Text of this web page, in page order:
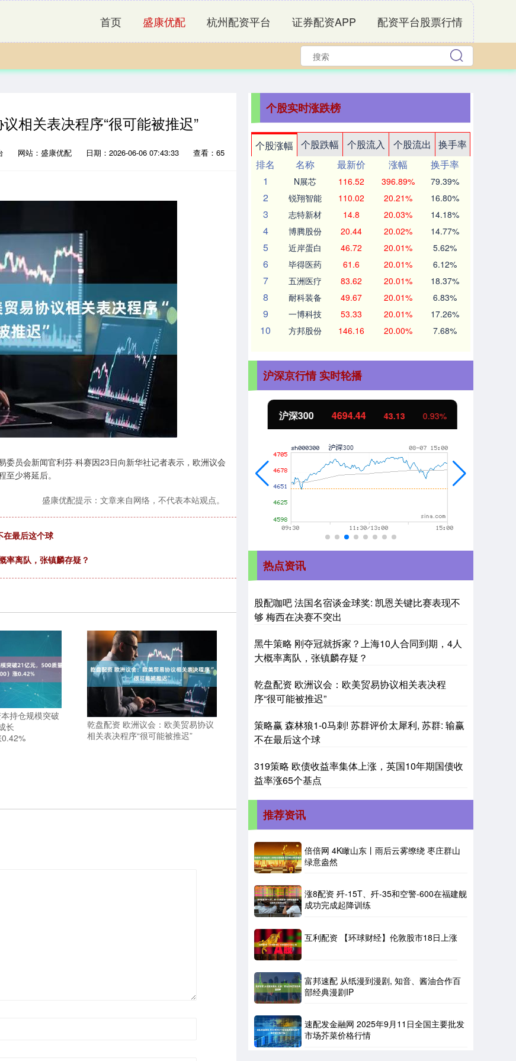
首页 盛康优配 杭州配资平台 证券配资APP 配资平台股票行情
相关表决程序“很可能被推迟”
网站：盛康优配 日期：2026-06-06 07:43:33 查看：65
员会新闻官利芬·科赛因23日向新华社记者表示，欧洲议会
少将延后。
盛康优配提示：文章来自网络，不代表本站观点。
在最后这个球
率离队，张镇麟存疑？
持仓规模突破
长
乾盘配资 欧洲议会：欧美贸易协议
相关表决程序“很可能被推迟”
个股实时涨跌榜
个股涨幅 个股跌幅 个股流入 个股流出
换手率
排名
名称 最新价 涨幅
换手率
1
N展芯 116.52 396.89% 79.39%
2 锐翔智能 110.02 20.21% 16.80%
3 志特新材 14.8 20.03% 14.18%
4 博腾股份 20.44 20.02% 14.77%
5 近岸蛋白 46.72 20.01% 5.62%
6 毕得医药 61.6 20.01% 6.12%
7 五洲医疗 83.62 20.01% 18.37%
8 耐科装备 49.67 20.01% 6.83%
9 一博科技 53.33 20.01% 17.26%
10 方邦股份 146.16 20.00% 7.68%
沪深京行情 实时轮播
深证成指 14311.01 沪深300 4694.44 43.13 0.93%
热点资讯
股配咖吧 法国名宿谈金球奖: 凯恩关键比赛表现不
够 梅西在决赛不突出
黑牛策略 刚夺冠就拆家？上海10人合同到期，4人
大概率离队，张镇麟存疑？
乾盘配资 欧洲议会：欧美贸易协议相关表决程
序“很可能被推迟”
策略赢 森林狼1-0马刺! 苏群评价太犀利, 苏群: 输赢
不在最后这个球
319策略 欧债收益率集体上涨，英国10年期国债收
益率涨65个基点
推荐资讯
倍倍网 4K瞰山东丨雨后云雾缭绕 枣庄群山
绿意盎然
涨8配资 歼-15T、歼-35和空警-600在福建舰
成功完成起降训练
互利配资 【环球财经】伦敦股市18日上涨
富邦速配 从纸漫到漫剧, 知音、酱油合作百
部经典漫剧IP
速配发金融网 2025年9月11日全国主要批发
市场芥菜价格行情